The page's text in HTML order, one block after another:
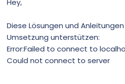
Diese Lösungen und
Umsetzung unterstützen:
Error:Failed to connect to
Could not connect to server